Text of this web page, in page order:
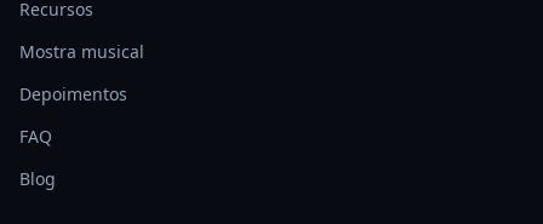
Recursos
Mostra musical
Depoimentos
FAQ
Blog